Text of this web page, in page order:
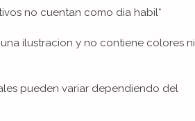
no cuentan como dia habil*
ilustracion y no contiene colores ni
pueden variar dependiendo del